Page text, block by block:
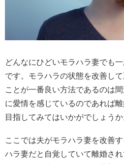
どんなにひどいモラハラ妻でも
です。モラハラの状態を改善し
ことが一番良い方法であるのは
に愛情を感じているのであれば
目指してみてはいかがでしょうか
ここでは夫がモラハラ妻を改善
ハラ妻だと自覚していて離婚さ